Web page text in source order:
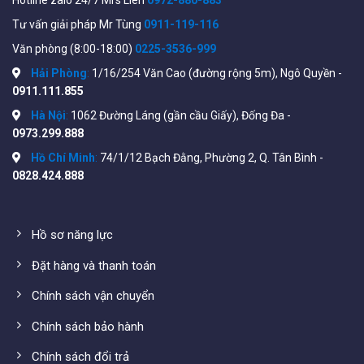
Thông tin chi tiết của sản phẫm xem tại đây:
DS-2CD1323G0-IUF
Mô hình hoạt động camera IP
Camera Hikvision DS-2CD1323G0-IUF nhận tín hiệu
thông qua cáp Lan 8 lõi từ switch và nguồn điện DC qua
Tư vấn giải pháp Mr Tùng 0911-119-116
Văn phòng (8:00-18:00) 0225-3536-999
Hải Phòng: 1/16/254 Văn Cao (đường rộng 5m), Ngô Quyền -
0911.111.855
Hà Nội: 1062 Đường Láng (gần cầu Giấy), Đống Đa -
0973.299.888
Hồ Chí Minh: 74/1/12 Bạch Đằng, Phường 2, Q. Tân Bình -
0828.424.888
Hồ sơ năng lực
Đặt hàng và thanh toán
Chính sách vận chuyển
Chính sách bảo hành
Chính sách đổi trả